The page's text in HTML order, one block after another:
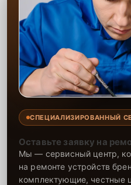
СПЕЦИАЛИЗИРОВАННЫЙ
Оставьте заявку на
Мы — сервисный центр,
на ремонте устройств
комплектующие, честные